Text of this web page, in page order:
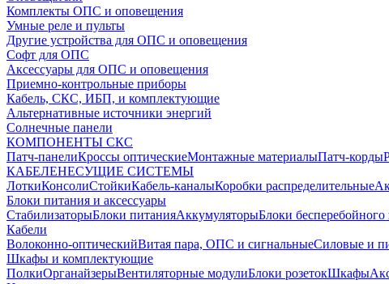
Комплекты ОПС и оповещения
Умные реле и пульты
Другие устройства для ОПС и оповещения
Софт для ОПС
Аксессуары для ОПС и оповещения
Приемно-контрольные приборы
Кабель, СКС, ИБП, и комплектующие
Альтернативные источники энергий
Солнечные панели
КОМПОНЕНТЫ СКС
Патч-панелиКроссы оптическиеМонтажные материалыПатч-корды
КАБЕЛЕНЕСУЩИЕ СИСТЕМЫ
ЛоткиКонсолиСтойкиКабель-каналыКоробки распределительные
Блоки питания и аксессуары
СтабилизаторыБлоки питанияАккумуляторыБлоки бесперебойного
Кабели
Волоконно-оптическийВитая пара, ОПС и сигнальныеСиловые и
Шкафы и комплектующие
ПолкиОрганайзерыВентиляторные модулиБлоки розетокШкафы